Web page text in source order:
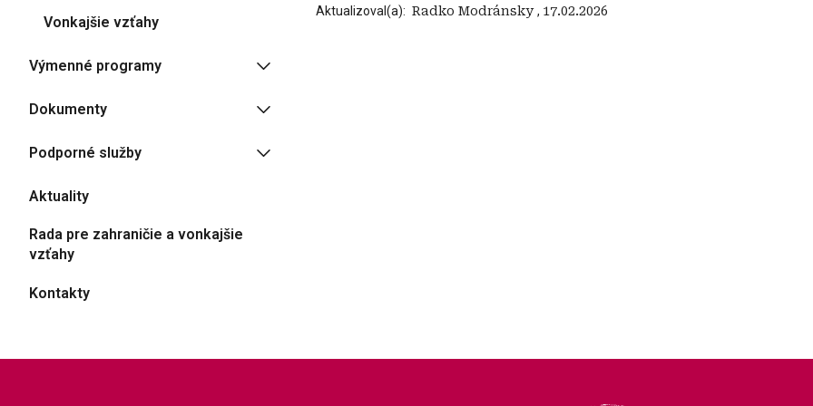
Aktualizoval(a): ‍ Radko Modránsky, 17.02.2026
Vonkajšie vzťahy
Výmenné programy
Dokumenty
Podporné služby
Aktuality
Rada pre zahraničie a vonkajšie
vzťahy
Kontakty